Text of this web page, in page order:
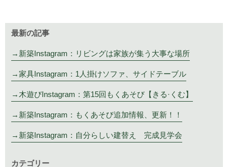
最新の記事
新築Instagram：リビングは家族が集う大事な場所
家具Instagram：1人掛けソファ、サイドテーブル
木遊びInstagram：第15回もくあそび【きる·くむ】
新築Instagram：もくあそび追加情報、更新！！
新築Instagram：自分らしい建替え 完成見学会
カテゴリー